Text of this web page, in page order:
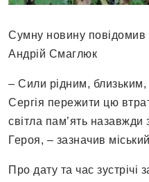
Сумну новину повідомив
Андрій Смаглюк
– Сили рідним, близьким,
Сергія пережити цю
світла пам’ять
Героя, – зазначив
Про дату та час зустрічі